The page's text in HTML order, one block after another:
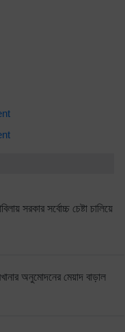
সরকার সর্বোচ্চ চেষ্টা চালিয়ে
অনুমোদনের মেয়াদ বাড়াল